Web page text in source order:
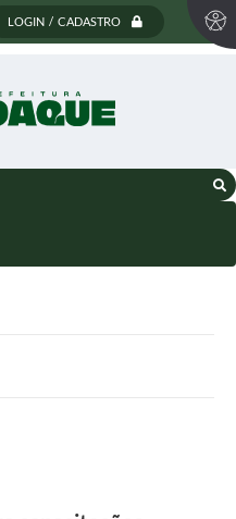
LOGIN / CADASTRO